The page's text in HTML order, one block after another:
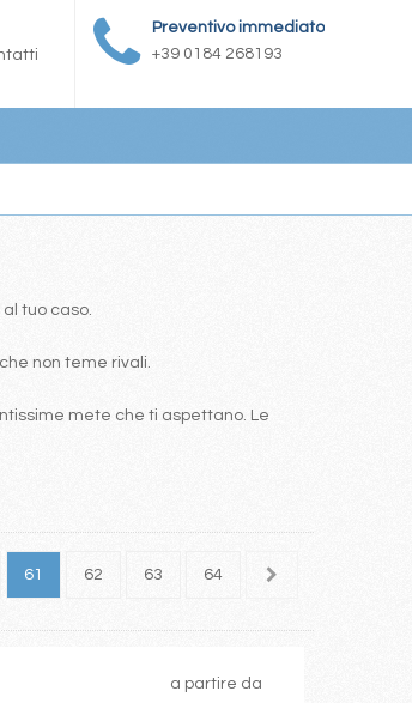
Preventivo immediato
+39 0184 268193
tuo caso.
non teme rivali.
mete che ti aspettano. Le
61 62 63 64 65
a partire da